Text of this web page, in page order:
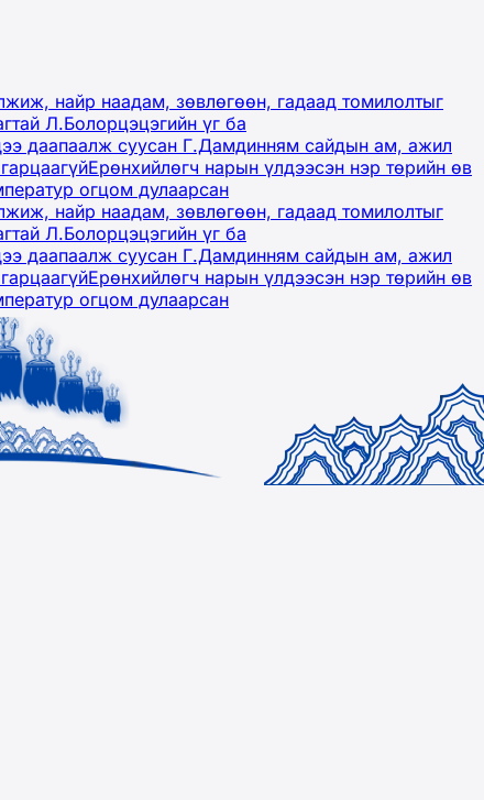
найр наадам, зөвлөгөөн, гадаад томилолтыг
Л.Болорцэцэгийн үг ба
даапаалж суусан Г.Дамдинням сайдын ам, ажил
Ерөнхийлөгч нарын үлдээсэн нэр төрийн өв
огцом дулаарсан
найр наадам, зөвлөгөөн, гадаад томилолтыг
Л.Болорцэцэгийн үг ба
даапаалж суусан Г.Дамдинням сайдын ам, ажил
Ерөнхийлөгч нарын үлдээсэн нэр төрийн өв
огцом дулаарсан